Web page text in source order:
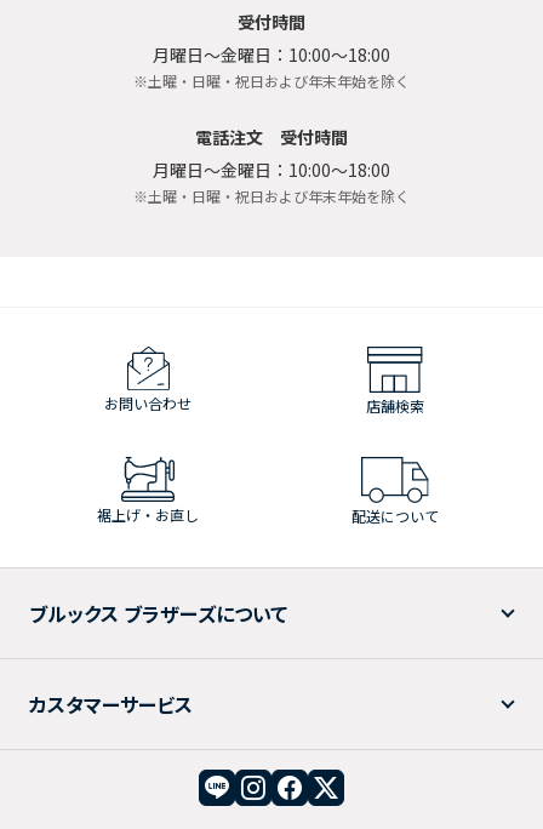
受付時間
月曜日〜金曜日：10:00〜18:00
※土曜・日曜・祝日および年末年始を除く
電話注文 受付時間
月曜日〜金曜日：10:00〜18:00
※土曜・日曜・祝日および年末年始を除く
お問い合わせ 店舗検索
裾上げ・お直し 配送について
ブルックス ブラザーズについて
カスタマーサービス